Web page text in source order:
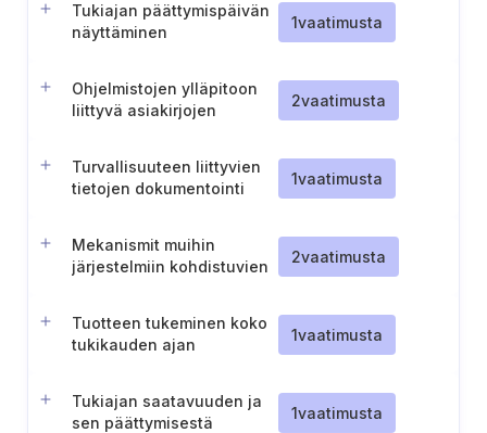
Tukiajan päättymispäivän
näyttäminen
1vaatimusta
Ohjelmistojen ylläpitoon
liittyvä asiakirjojen
2vaatimusta
Turvallisuuteen liittyvien
tietojen dokumentointi
1vaatimusta
Mekanismit muihin
järjestelmiin kohdistuvien
minimoimiseksi
2vaatimusta
Tuotteen tukeminen koko
tukikauden ajan
1vaatimusta
Tukiajan saatavuuden ja
sen päättymisestä
1vaatimusta